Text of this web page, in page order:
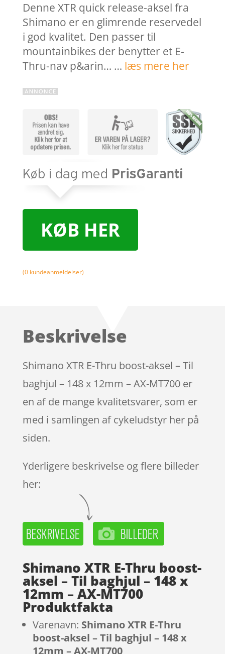
Denne XTR quick release-aksel fra
Shimano er en glimrende reservedel
i god kvalitet. Den passer til
mountainbikes der benytter et E-
Thru-nav p&arin… … læs mere her
KØB HER
(0kundeanmeldelser)
Beskrivelse
Shimano XTR E-Thru boost-aksel – Til
baghjul – 148 x 12mm – AX-MT700 er
en af de mange kvalitetsvarer, som er
med i samlingen af cykeludstyr her på
siden.
Yderligere beskrivelse og flere billeder
her:
Shimano XTR E-Thru boost-
aksel – Til baghjul – 148 x
12mm – AX-MT700
Produktfakta
Varenavn: Shimano XTR E-Thru
boost-aksel – Til baghjul – 148 x
12mm – AX-MT700